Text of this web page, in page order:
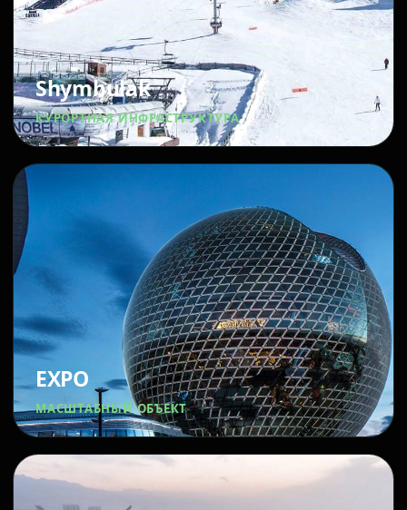
Shymbulak
КУРОРТНАЯ ИНФРАСТРУКТУРА
EXPO
МАСШТАБНЫЙ ОБЪЕКТ